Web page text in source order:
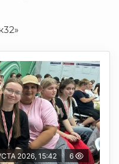
2026, 15:42 6